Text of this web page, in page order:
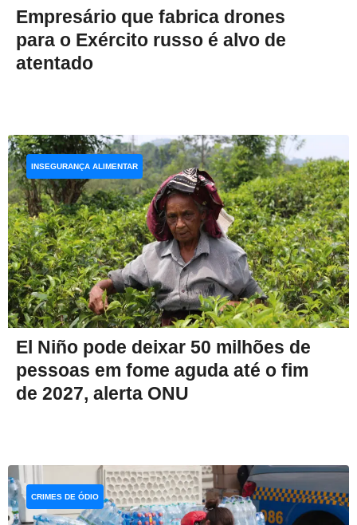
Empresário que fabrica drones
para o Exército russo é alvo de
atentado
El Niño pode deixar 50 milhões de
pessoas em fome aguda até o fim
de 2027, alerta ONU
INSEGURANÇA ALIMENTAR
CRIMES DE ÓDIO